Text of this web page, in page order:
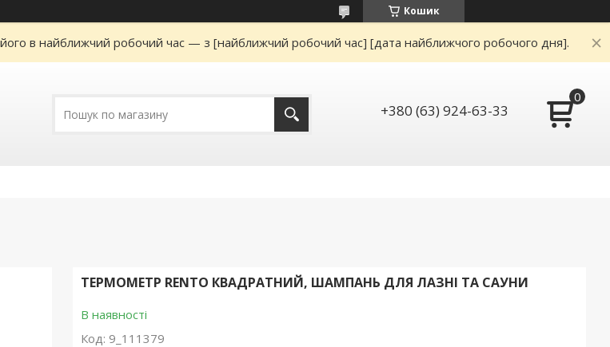
Кошик
в найближчий робочий час — з [найближчий робочий час] [дата найближчого робочого дня].
+380 (63) 924-63-33
ТЕРМОМЕТР RENTO КВАДРАТНИЙ, ШАМПАНЬ ДЛЯ ЛАЗНІ ТА САУНИ
В наявності
Код: 9_111379